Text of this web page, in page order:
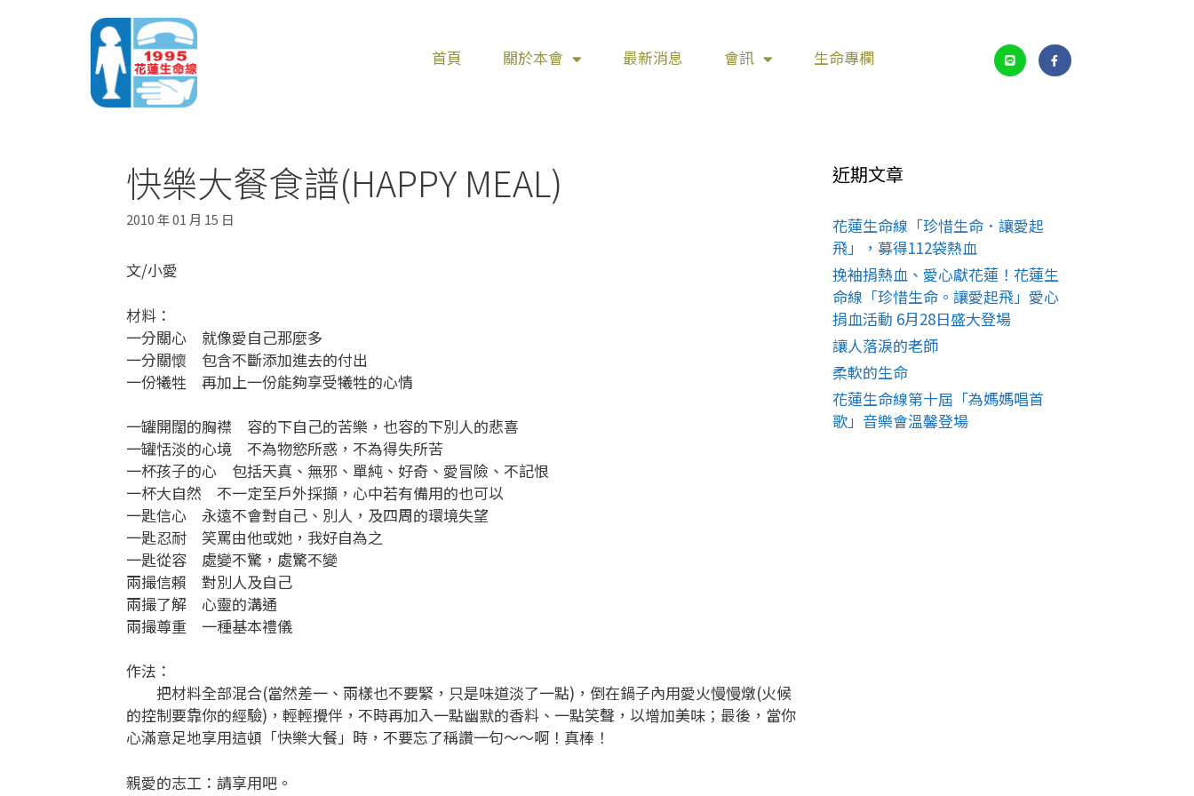
首頁 關於本會 最新消息 會訊 生命專欄
快樂大餐食譜(HAPPY MEAL)
2010 年 01 月 15 日
文/小愛
材料：
一分關心 就像愛自己那麼多
一分關懷 包含不斷添加進去的付出
一份犧牲 再加上一份能夠享受犧牲的心情
一罐開闊的胸襟 容的下自己的苦樂，也容的下別人的悲喜
一罐恬淡的心境 不為物慾所惑，不為得失所苦
一杯孩子的心 包括天真、無邪、單純、好奇、愛冒險、不記恨
一杯大自然 不一定至戶外採擷，心中若有備用的也可以
一匙信心 永遠不會對自己、別人，及四周的環境失望
一匙忍耐 笑罵由他或她，我好自為之
一匙從容 處變不驚，處驚不變
兩撮信賴 對別人及自己
兩撮了解 心靈的溝通
兩撮尊重 一種基本禮儀
作法：
把材料全部混合(當然差一、兩樣也不要緊，只是味道淡了一點)，倒在鍋子內用愛火慢慢燉(火候
的控制要靠你的經驗)，輕輕攪伴，不時再加入一點幽默的香料、一點笑聲，以增加美味；最後，當你
心滿意足地享用這頓「快樂大餐」時，不要忘了稱讚一句～～啊！真棒！
親愛的志工：請享用吧。
近期文章
花蓮生命線「珍惜生命．讓愛起
飛」，募得112袋熱血
挽袖捐熱血、愛心獻花蓮！花蓮生
命線「珍惜生命。讓愛起飛」愛心
捐血活動 6月28日盛大登場
讓人落淚的老師
柔軟的生命
花蓮生命線第十屆「為媽媽唱首
歌」音樂會溫馨登場